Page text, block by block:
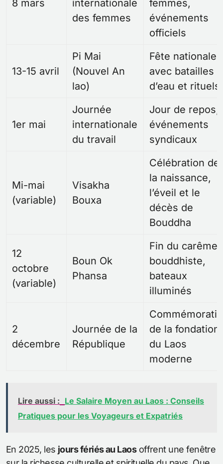
8 mars
internationale
des femmes
femmes,
événements
officiels
13-15 avril
Pi Mai
(Nouvel An
lao)
Fête nationale
avec batailles
d’eau et rituels
1er mai
Journée
internationale
du travail
Jour de repos,
événements
syndicaux
Mi-mai
(variable)
Visakha
Bouxa
Célébration de
la naissance,
l’éveil et le
décès de
Bouddha
12
octobre
(variable)
Boun Ok
Phansa
Fin du carême
bouddhiste,
bateaux
illuminés
2
décembre
Journée de la
République
de la fondation
du Laos
moderne
Lire aussi : Le Salaire Moyen au Laos : Conseils
Pratiques pour les Voyageurs et Expatriés
En 2025, les jours fériés au Laosoffrent une fenêtre